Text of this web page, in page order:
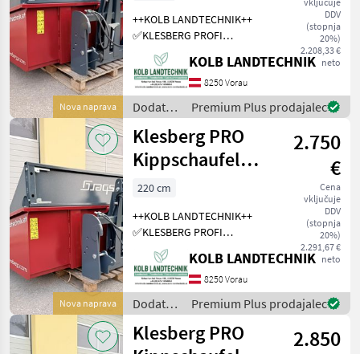
Nova naprava
DDV
(stopnja
20%)
2.208,33 €
neto
++KOLB LANDTECHNIK++
✅KLESBERG PROFI
Kippschaufel mit
Schwenkbordwand ✅Maße
200x120cm
✅Schwenkbordwand -
kann als
Ladeflächenverlängerung
verwendet werden ✅m
KOLB LANDTECHNIK
8250 Vorau
Dodatna
oprema
za
traktorje
/
Klesberg
Premium Plus prodajalec
Nova naprava
Klesberg PRO
Kippschaufel
220x120
2.750
€
Cena
vključuje
DDV
(stopnja
20%)
2.291,67 €
neto
220 cm
++KOLB LANDTECHNIK++
✅KLESBERG PROFI
Kippschaufel mit
Schwenkbordwand ✅Maße
220x120cm
✅Schwenkbordwand -
kann als
Ladeflächenverlängerung
verwendet werden ✅m
KOLB LANDTECHNIK
8250 Vorau
Dodatna
oprema
za
Premium Plus prodajalec
Klesberg PRO
2.850